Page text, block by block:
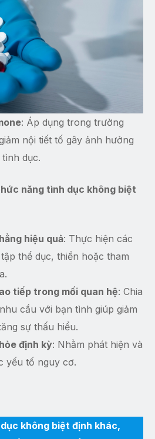
: Áp dụng trong trường
nội tiết tố gây ảnh hưởng
dục.
năng tình dục không biệt
hiệu quả: Thực hiện các
thể dục, thiền hoặc tham
tiếp trong mối quan hệ: Chia
cầu với bạn tình giúp giảm
sự thấu hiểu.
định kỳ: Nhằm phát hiện và
yếu tố nguy cơ.
không biệt định khác,